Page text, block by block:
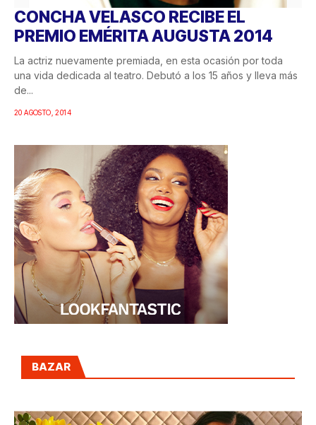
CONCHA VELASCO RECIBE EL
PREMIO EMÉRITA AUGUSTA 2014
La actriz nuevamente premiada, en esta ocasión por toda
una vida dedicada al teatro. Debutó a los 15 años y lleva más
de...
20 AGOSTO, 2014
BAZAR